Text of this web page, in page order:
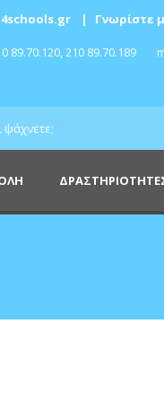
| Γνωρίστε
89.70.120, 210 89.70.189